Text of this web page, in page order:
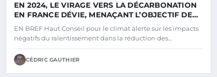
EN 2024, LE VIRAGE VERS LA DÉCARBONATION
EN FRANCE DÉVIE, MENAÇANT L’OBJECTIF DE
NEUTRALITÉ CARBONE FIXÉ À 2050 SELON LE
HAUT CONSEIL POUR LE CLIMAT
EN BREF Haut Conseil pour le climat alerte sur les impacts
négatifs du ralentissement dans la réduction des…
CÉDRIC GAUTHIER